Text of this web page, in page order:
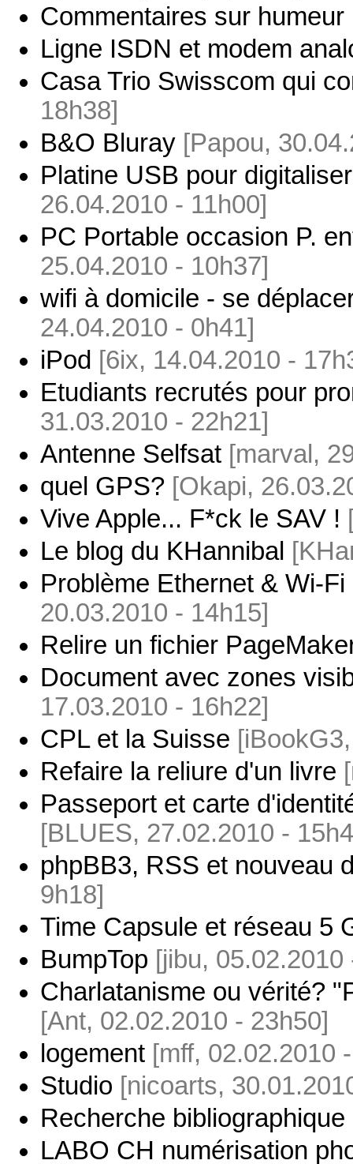
Commentaires sur humeur
Ligne ISDN et modem
Casa Trio Swisscom qui
18h38]
B&O Bluray [Papou,
Platine USB pour
26.04.2010 - 11h00]
PC Portable occasion P.
25.04.2010 - 10h37]
wifi à domicile - se
24.04.2010 - 0h41]
iPod [6ix, 14.04.2010 -
Etudiants recrutés pour
31.03.2010 - 22h21]
Antenne Selfsat [marval,
quel GPS? [Okapi,
Vive Apple... F*ck le SAV !
Le blog du KHannibal
Problème Ethernet & Wi-
20.03.2010 - 14h15]
Relire un fichier
Document avec zones
17.03.2010 - 16h22]
CPL et la Suisse
Refaire la reliure d'un livre
Passeport et carte
[BLUES, 27.02.2010 -
phpBB3, RSS et nouveau
9h18]
Time Capsule et réseau 5
BumpTop [jibu, 05.02.2010
Charlatanisme ou vérité?
[Ant, 02.02.2010 - 23h50]
logement [mff, 02.02.2010
Studio [nicoarts,
Recherche bibliographique
LABO CH numérisation